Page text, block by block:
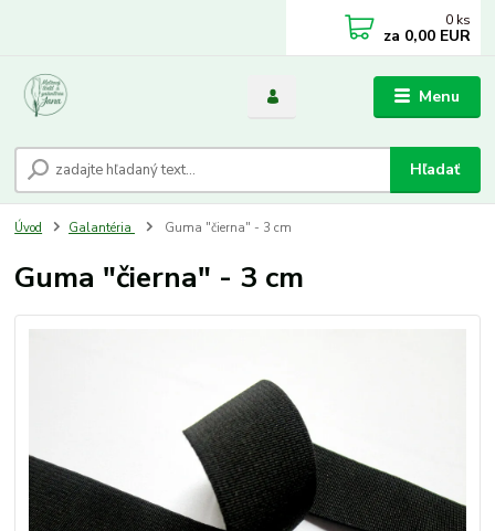
Menu
Hľadať
0 ks
za 0,00 EUR
Úvod Galantéria Guma "čierna" - 3 cm
Guma "čierna" - 3 cm